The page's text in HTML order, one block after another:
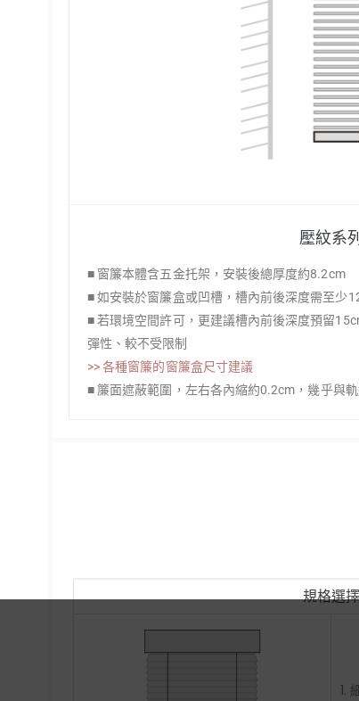
壓紋系列
■ 窗簾本體含五金托架，安裝後總厚度約8.2cm
■ 如安裝於窗簾盒或凹槽，槽內前後深度需至少
■ 若環境空間許可，更建議槽內前後深度預留
彈性、較不受限制
>> 各種窗簾的窗簾盒尺寸建議
■ 簾面遮蔽範圍，左右各內縮約0.2cm，幾乎與
規格選擇
1.